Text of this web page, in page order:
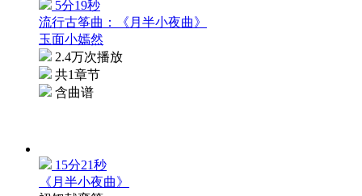
5分19秒
流行古筝曲：《月半小夜曲》
玉面小嫣然
2.4万次播放
共1章节
含曲谱
15分21秒
《月半小夜曲》